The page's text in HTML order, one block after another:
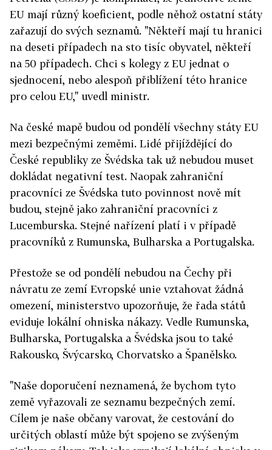
EU mají různý koeficient, podle něhož ostatní státy
zařazují do svých seznamů. "Někteří mají tu hranici
na deseti případech na sto tisíc obyvatel, někteří
na 50 případech. Chci s kolegy z EU jednat o
sjednocení, nebo alespoň přiblížení této hranice
pro celou EU," uvedl ministr.
Na české mapě budou od pondělí všechny státy EU
mezi bezpečnými zeměmi. Lidé přijíždějící do
České republiky ze Švédska tak už nebudou muset
dokládat negativní test. Naopak zahraniční
pracovníci ze Švédska tuto povinnost nově mít
budou, stejně jako zahraniční pracovníci z
Lucemburska. Stejné nařízení platí i v případě
pracovníků z Rumunska, Bulharska a Portugalska.
Přestože se od pondělí nebudou na Čechy při
návratu ze zemí Evropské unie vztahovat žádná
omezení, ministerstvo upozorňuje, že řada států
eviduje lokální ohniska nákazy. Vedle Rumunska,
Bulharska, Portugalska a Švédska jsou to také
Rakousko, Švýcarsko, Chorvatsko a Španělsko.
"Naše doporučení neznamená, že bychom tyto
země vyřazovali ze seznamu bezpečných zemí.
Cílem je naše občany varovat, že cestování do
určitých oblastí může být spojeno se zvýšeným